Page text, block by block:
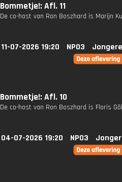
Bommetje!: Afl. 11
De co-host van Ron Boszhard is Marijn
11-07-2026 19:20 NPO3
Bommetje!: Afl. 10
De co-host van Ron Boszhard is Floris
04-07-2026 19:20 NPO3